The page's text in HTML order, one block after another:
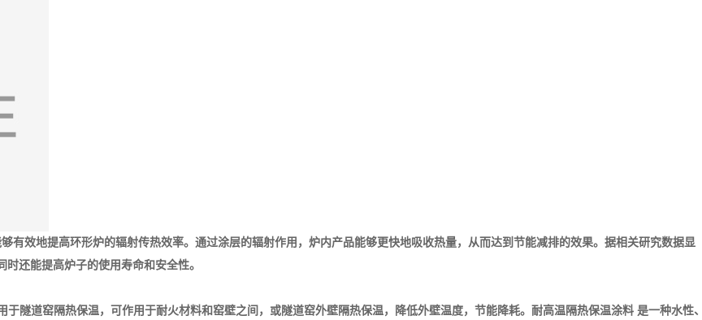
有效地提高环形炉的辐射传热效率。通过涂层的辐射作用，炉内产品能够更快地吸收热量，从而达到节能减排的效果。据相关研究数据显
还能提高炉子的使用寿命和安全性。
隧道窑隔热保温，可作用于耐火材料和窑壁之间，或隧道窑外壁隔热保温，降低外壁温度，节能降耗。耐高温隔热保温涂料 是一种水性